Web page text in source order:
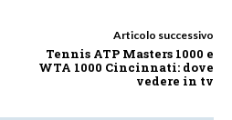
Articolo successivo
Tennis ATP Masters 1000 e
WTA 1000 Cincinnati: dove
vedere in tv